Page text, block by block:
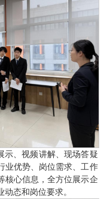
示、视频讲解、现场答疑
业优势、岗位需求、工作
核心信息，全方位展示企
态和岗位要求。